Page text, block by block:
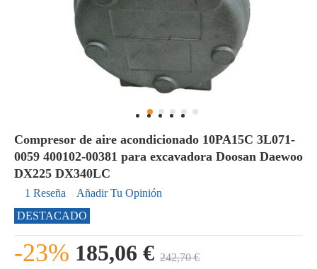
Compresor de aire acondicionado 10PA15C 3L071-
0059 400102-00381 para excavadora Doosan Daewoo
DX225 DX340LC
1 Reseña
Añadir Tu Opinión
DESTACADO
-23% 185,06 € 242,70 €